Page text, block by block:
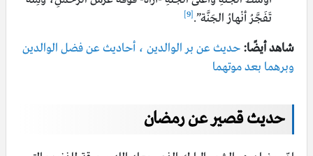
تَفَجَّرُ أنْهارُ الجَنَّة”.[9]
شاهد أيضًا: حديث عن بر الوالدين ، أحاديث عن فضل الوالدين
وبرهما بعد موتهما
حديث قصير عن رمضان